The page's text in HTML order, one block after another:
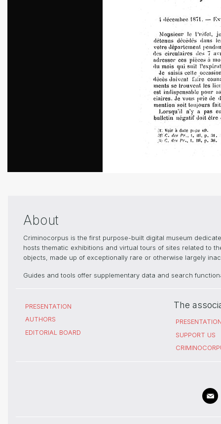
About
Criminocorpus is the first purpose-built digital museum
hosts thematic exhibitions and virtual tours of sites related to
objects, made up of exceptionally rare or otherwise largely
Guides and tools offer supplementary data and search
PRESENTATION
AUTHORS
EDITORIAL BOARD
The
SUPPORT US